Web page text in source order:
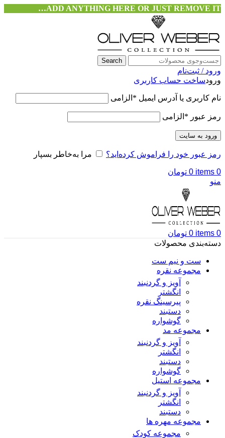
ADD ANYTHING HERE OR JUST REMOVE IT…
Search
ورود / ثبت‌نام
ورودساخت حساب کاربری
نام کاربری یا آدرس ایمیل * الزامی
رمز عبور * الزامی
ورود به سایت
رمز عبور خود را فراموش کرده‌اید؟ مرا به‌خاطر بسپار
0
items
0 تومان
منو
0
items
0 تومان
دسته‌بندی محصولات
ست و نیم ست
مجموعه نقره
آویز و گردنبند
انگشتر
پیرسینگ نقره
دستبند
گوشواره
مجموعه مد
آویز و گردنبند
انگشتر
دستبند
گوشواره
مجموعه استیل
آویز و گردنبند
انگشتر
دستبند
مجموعه مهره ها
مجموعه کودک